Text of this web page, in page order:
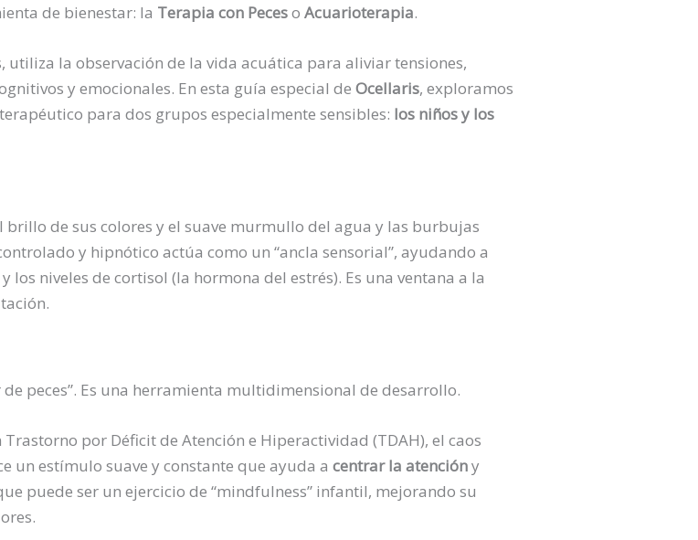
de bienestar: la Terapia con Peceso Acuarioterapia.
la observación de la vida acuática para aliviar tensiones,
y emocionales. En esta guía especial de Ocellaris, exploramos
para dos grupos especialmente sensibles: los niños y los
brillo de sus colores y el suave murmullo del agua y las burbujas
y hipnótico actúa como un “ancla sensorial”, ayudando a
niveles de cortisol (la hormona del estrés). Es una ventana a la
peces”. Es una herramienta multidimensional de desarrollo.
Trastorno por Déficit de Atención e Hiperactividad (TDAH), el caos
un estímulo suave y constante que ayuda a centrar la atencióny
puede ser un ejercicio de “mindfulness” infantil, mejorando su